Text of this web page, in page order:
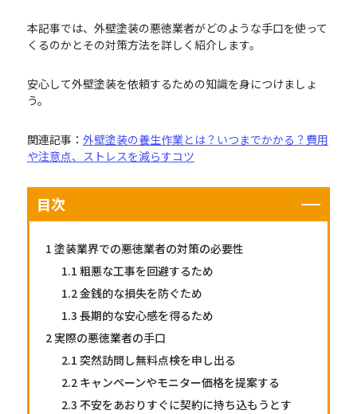
本記事では、外壁塗装の悪徳業者がどのような手口を使って
くるのかとその対策方法を詳しく紹介します。
安心して外壁塗装を依頼するための知識を身につけましょ
う。
関連記事： 外壁塗装の養生作業とは？いつまでかかる？費用
や注意点、ストレスを減らすコツ
目次
1 塗装業界での悪徳業者の対策の必要性
1.1 粗悪な工事を回避するため
1.2金銭的な損失を防ぐため
1.3 長期的な安心感を得るため
2実際の悪徳業者の手口
2.1 突然訪問し無料点検を申し出る
2.2 キャンペーンやモニター価格を提案する
2.3 不安をあおりすぐに契約に持ち込もうとす